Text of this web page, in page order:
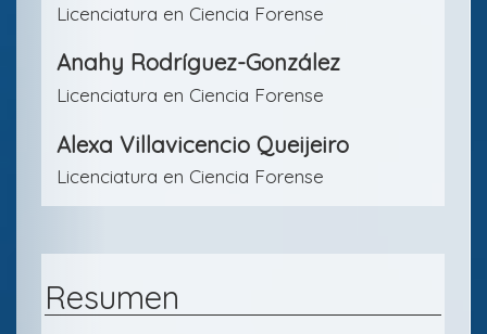
Licenciatura en Ciencia Forense
Anahy Rodríguez-González
Licenciatura en Ciencia Forense
Alexa Villavicencio Queijeiro
Licenciatura en Ciencia Forense
Resumen